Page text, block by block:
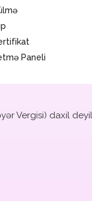
Paneli
Vergisi) daxil